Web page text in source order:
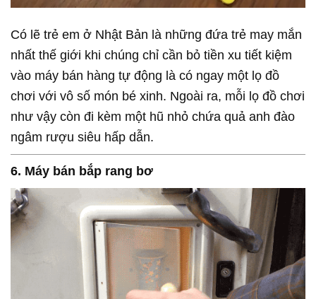
Có lẽ trẻ em ở Nhật Bản là những đứa trẻ may mắn
nhất thế giới khi chúng chỉ cần bỏ tiền xu tiết kiệm
vào máy bán hàng tự động là có ngay một lọ đồ
chơi với vô số món bé xinh. Ngoài ra, mỗi lọ đồ chơi
như vậy còn đi kèm một hũ nhỏ chứa quả anh đào
ngâm rượu siêu hấp dẫn.
6. Máy bán bắp rang bơ